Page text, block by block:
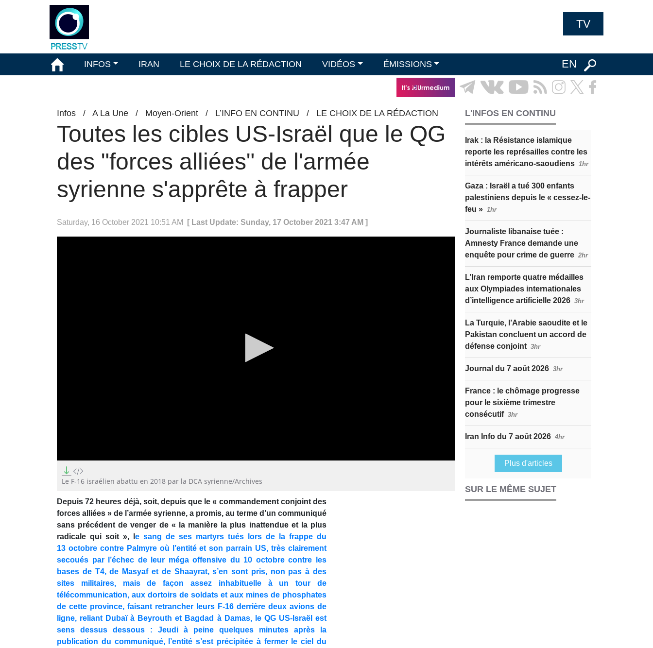
TV
INFOS IRAN LE CHOIX DE LA RÉDACTION VIDÉOS ÉMISSIONS EN
Infos / A La Une / Moyen-Orient / L’INFO EN CONTINU / LE CHOIX DE LA RÉDACTION
Toutes les cibles US-Israël que le QG
des "forces alliées" de l'armée
syrienne s'apprête à frapper
Saturday, 16 October 2021 10:51 AM [ Last Update: Sunday, 17 October 2021 3:47 AM ]
seconds
of
36
secondsVolume
90%
Le F-16 israélien abattu en 2018 par la DCA syrienne/Archives
Depuis 72 heures déjà, soit, depuis que le « commandement conjoint des
forces alliées » de l’armée syrienne, a promis, au terme d’un communiqué
sans précédent de venger de « la manière la plus inattendue et la plus
radicale qui soit », l e sang de ses martyrs tués lors de la frappe du
13 octobre contre Palmyre où l’entité et son parrain US, très clairement
secoués par l’échec de leur méga offensive du 10 octobre contre les
bases de T4, de Masyaf et de Shaayrat, s’en sont pris, non pas à des
sites militaires, mais de façon assez inhabituelle à un tour de
télécommunication, aux dortoirs de soldats et aux mines de phosphates
de cette province, faisant retrancher leurs F-16 derrière deux avions de
ligne, reliant Dubaï à Beyrouth et Bagdad à Damas, le QG US-Israël est
sens dessus dessous : Jeudi à peine quelques minutes après la
publication du communiqué, l’entité s’est précipitée à fermer le ciel du
L'INFOS EN CONTINU
Irak : la Résistance islamique
reporte les représailles contre les
intérêts américano-saoudiens 1hr
Gaza : Israël a tué 300 enfants
palestiniens depuis le « cessez-le-
feu » 1hr
Journaliste libanaise tuée :
Amnesty France demande une
enquête pour crime de guerre 2hr
L’Iran remporte quatre médailles
aux Olympiades internationales
d’intelligence artificielle 2026 3hr
La Turquie, l’Arabie saoudite et le
Pakistan concluent un accord de
défense conjoint 3hr
Journal du 7 août 2026 3hr
France : le chômage progresse
pour le sixième trimestre
consécutif 3hr
Iran Info du 7 août 2026 4hr
Plus d'articles
SUR LE MÊME SUJET